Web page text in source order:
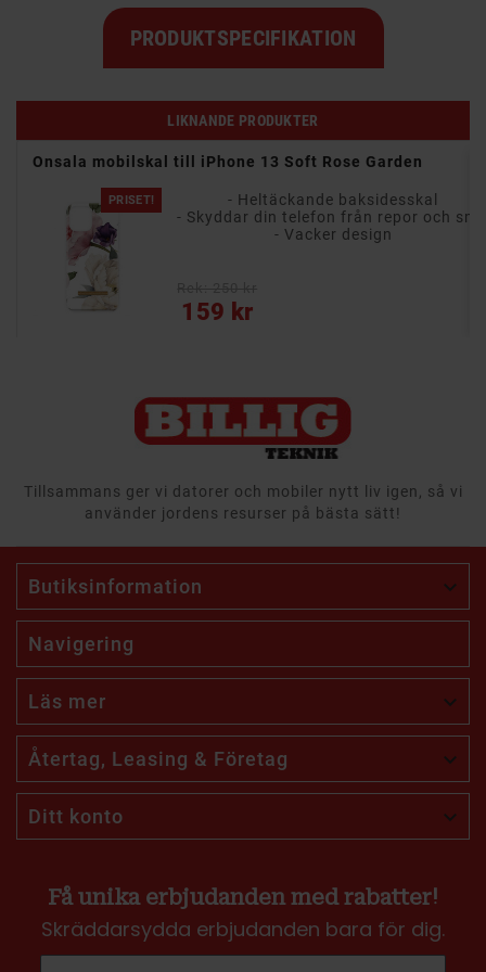
PRODUKTSPECIFIKATION
LIKNANDE PRODUKTER
Onsala mobilskal till iPhone 13 Soft Rose Garden
PRISET!
- Heltäckande baksidesskal
- Vacker design
159 kr
Pris
Tillsammans ger vi datorer och mobiler nytt liv igen, så vi
använder jordens resurser på bästa sätt!
Butiksinformation 
Navigering
Läs mer 
Återtag, Leasing & Företag 
Ditt konto 
Få unika erbjudanden med rabatter!
Skräddarsydda erbjudanden bara för dig.